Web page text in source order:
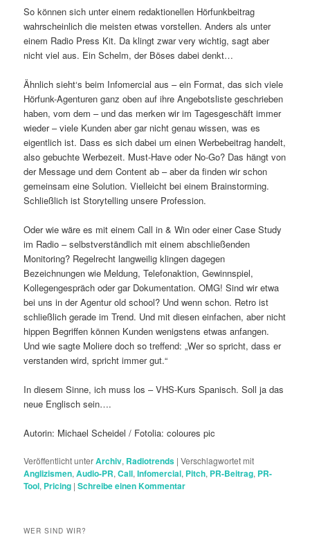
So können sich unter einem redaktionellen Hörfunkbeitrag
wahrscheinlich die meisten etwas vorstellen. Anders als unter
einem Radio Press Kit. Da klingt zwar very wichtig, sagt aber
nicht viel aus. Ein Schelm, der Böses dabei denkt…
Ähnlich sieht‘s beim Infomercial aus – ein Format, das sich viele
Hörfunk-Agenturen ganz oben auf ihre Angebotsliste geschrieben
haben, vom dem – und das merken wir im Tagesgeschäft immer
wieder – viele Kunden aber gar nicht genau wissen, was es
eigentlich ist. Dass es sich dabei um einen Werbebeitrag handelt,
also gebuchte Werbezeit. Must-Have oder No-Go? Das hängt von
der Message und dem Content ab – aber da finden wir schon
gemeinsam eine Solution. Vielleicht bei einem Brainstorming.
Schließlich ist Storytelling unsere Profession.
Oder wie wäre es mit einem Call in & Win oder einer Case Study
im Radio – selbstverständlich mit einem abschließenden
Monitoring? Regelrecht langweilig klingen dagegen
Bezeichnungen wie Meldung, Telefonaktion, Gewinnspiel,
Kollegengespräch oder gar Dokumentation. OMG! Sind wir etwa
bei uns in der Agentur old school? Und wenn schon. Retro ist
schließlich gerade im Trend. Und mit diesen einfachen, aber nicht
hippen Begriffen können Kunden wenigstens etwas anfangen.
Und wie sagte Moliere doch so treffend: „Wer so spricht, dass er
verstanden wird, spricht immer gut.“
In diesem Sinne, ich muss los – VHS-Kurs Spanisch. Soll ja das
neue Englisch sein….
Autorin: Michael Scheidel / Fotolia: coloures pic
Veröffentlicht unterArchiv, Radiotrends |Verschlagwortet mit
Anglizismen,Audio-PR,Call,Infomercial, Pitch, PR-Beitrag, PR-
Tool, Pricing |Schreibe einen Kommentar
WER SIND WIR?